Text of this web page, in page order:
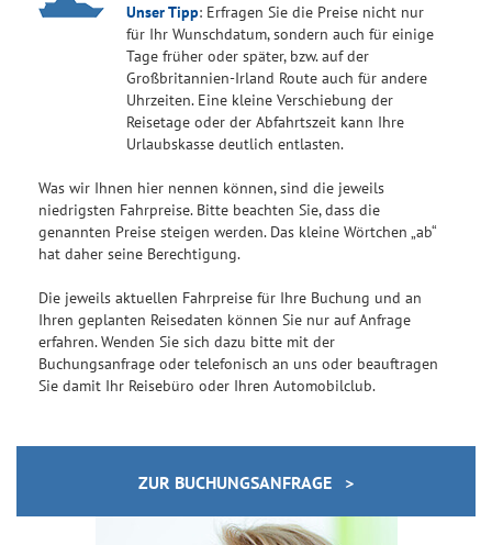
Unser Tipp: Erfragen Sie die Preise nicht nur
für Ihr Wunschdatum, sondern auch für einige
Tage früher oder später, bzw. auf der
Großbritannien-Irland Route auch für andere
Uhrzeiten. Eine kleine Verschiebung der
Reisetage oder der Abfahrtszeit kann Ihre
Urlaubskasse deutlich entlasten.
Was wir Ihnen hier nennen können, sind die jeweils
niedrigsten Fahrpreise. Bitte beachten Sie, dass die
genannten Preise steigen werden. Das kleine Wörtchen „ab“
hat daher seine Berechtigung.
Die jeweils aktuellen Fahrpreise für Ihre Buchung und an
Ihren geplanten Reisedaten können Sie nur auf Anfrage
erfahren. Wenden Sie sich dazu bitte mit der
Buchungsanfrage oder telefonisch an uns oder beauftragen
Sie damit Ihr Reisebüro oder Ihren Automobilclub.
ZUR BUCHUNGSANFRAGE >